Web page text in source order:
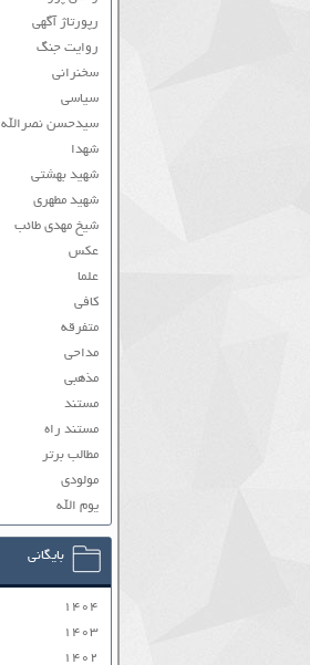
رپورتاژ آگهی
روایت جنگ
سخنرانی
سیاسی
سیدحسن نصرالله
شهدا
شهید بهشتی
شهید مطهری
شیخ مهدی طائب
عکس
علما
کافی
متفرقه
مداحی
مذهبی
مستند
مستند راه
مطالب برتر
مولودی
یوم الله
بایگانی
۱۴۰۴
۱۴۰۳
۱۴۰۲